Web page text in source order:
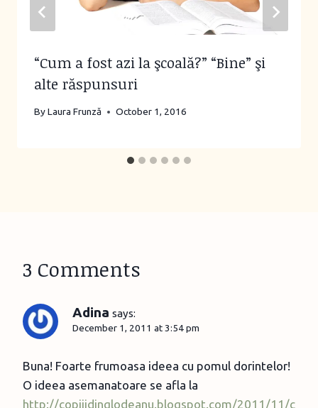
“Cum a fost azi la şcoală?” “Bine” şi
alte răspunsuri
ByLaura Frunză October 1, 2016
3 Comments
Adina says:
December 1, 2011 at 3:54 pm
Buna! Foarte frumoasa ideea cu pomul dorintelor!
O ideea asemanatoare se afla la
http://copiiidinglodeanu.blogspot.com/2011/11/c